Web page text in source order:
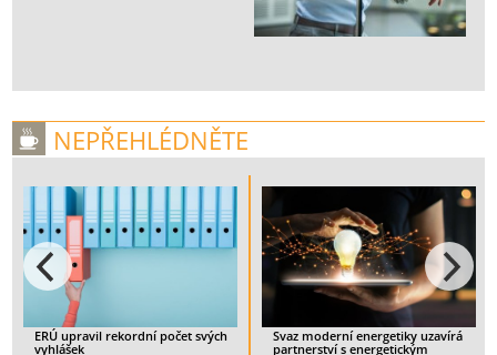
NEPŘEHLÉDNĚTE
ERÚ upravil rekordní počet svých
vyhlášek
Svaz moderní energetiky uzavírá
partnerství s energetickým